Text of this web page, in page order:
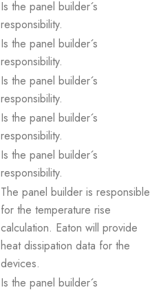
Is the panel builder´s
responsibility.
Is the panel builder´s
responsibility.
Is the panel builder´s
responsibility.
Is the panel builder´s
responsibility.
Is the panel builder´s
responsibility.
The panel builder is responsible
for the temperature rise
calculation. Eaton will provide
heat dissipation data for the
devices.
Is the panel builder´s